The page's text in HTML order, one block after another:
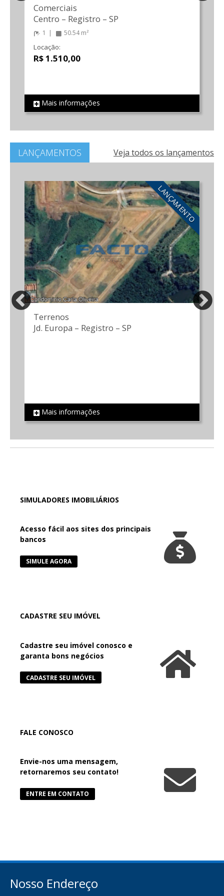
REF 91
Comerciais
Centro – Registro – SP
1 50.54 m²
Locação:
R$ 1.510,00
Mais informações
LANÇAMENTOS Veja todos os lançamentos
LANÇAMENTO
REF 44
Terrenos
Jd. Europa – Registro – SP
Mais informações
SIMULADORES IMOBILIÁRIOS
Acesso fácil aos sites dos principais
bancos
SIMULE AGORA
CADASTRE SEU IMÓVEL
Cadastre seu imóvel conosco e
garanta bons negócios
CADASTRE SEU IMÓVEL
FALE CONOSCO
Envie-nos uma mensagem,
retornaremos seu contato!
ENTRE EM CONTATO
Nosso Endereço